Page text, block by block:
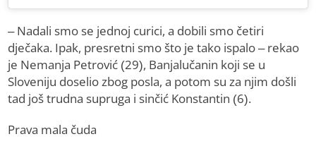
– Nadali smo se jednoj curici, a dobili smo četiri
dječaka. Ipak, presretni smo što je tako ispalo – rekao
je Nemanja Petrović (29), Banjalučanin koji se u
Sloveniju doselio zbog posla, a potom su za njim došli
tad još trudna supruga i sinčić Konstantin (6).
Prava mala čuda